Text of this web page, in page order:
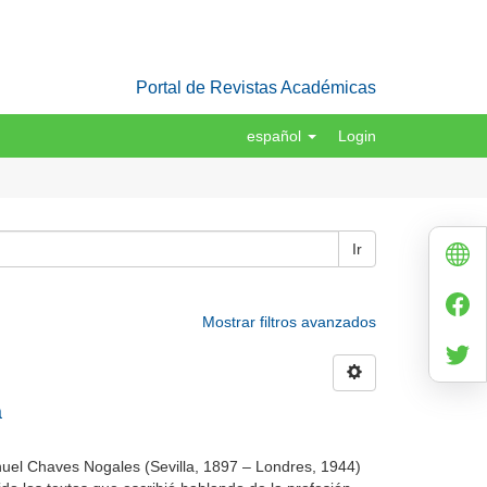
Portal de Revistas Académicas
español Login
Ir
Mostrar filtros avanzados
Chaves Nogales (Sevilla, 1897 – Londres, 1944)